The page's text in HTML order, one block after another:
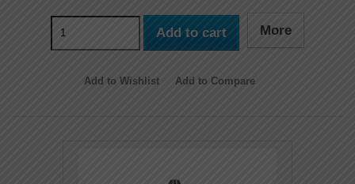
Add to cart More
Add to Wishlist Add to Compare